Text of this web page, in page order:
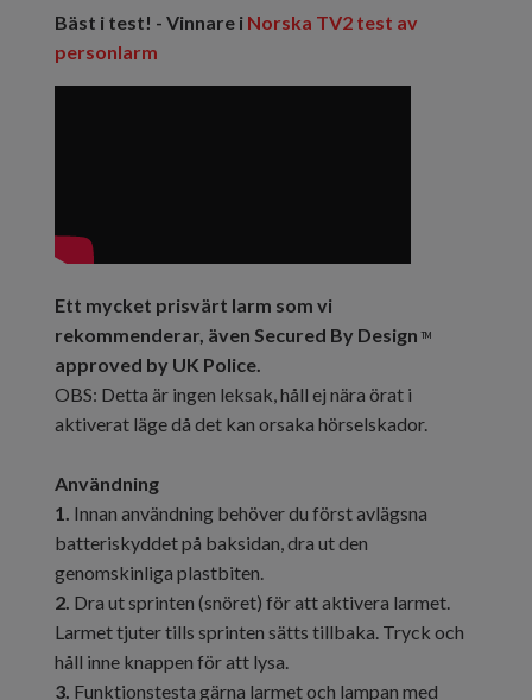
Bäst i test! - Vinnare i Norska TV2 test av
personlarm
Ett mycket prisvärt larm som vi
rekommenderar, även Secured By DesignTM
approved by UK Police.
OBS: Detta är ingen leksak, håll ej nära örat i
aktiverat läge då det kan orsaka hörselskador.
Användning
1. Innan användning behöver du först avlägsna
batteriskyddet på baksidan, dra ut den
genomskinliga plastbiten.
2. Dra ut sprinten (snöret) för att aktivera larmet.
Larmet tjuter tills sprinten sätts tillbaka. Tryck och
håll inne knappen för att lysa.
3. Funktionstesta gärna larmet och lampan med